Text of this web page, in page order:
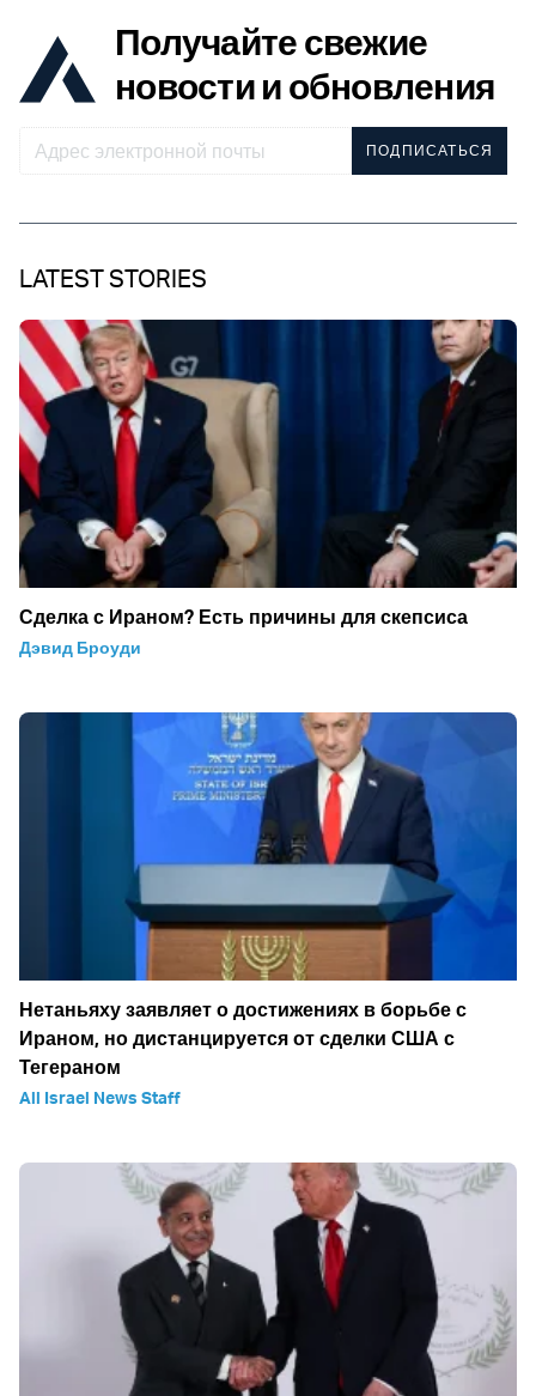
Получайте свежие
новости и обновления
ПОДПИСАТЬСЯ
LATEST STORIES
Сделка с Ираном? Есть причины для скепсиса
Дэвид Броуди
Нетаньяху заявляет о достижениях в борьбе с
Ираном, но дистанцируется от сделки США с
Тегераном
All Israel News Staff